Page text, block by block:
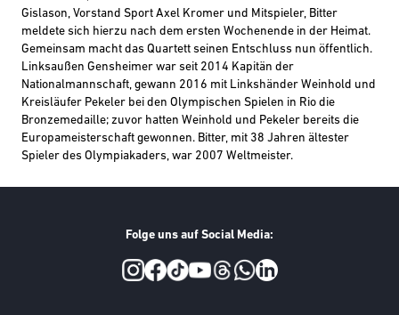
Gislason, Vorstand Sport Axel Kromer und Mitspieler, Bitter
meldete sich hierzu nach dem ersten Wochenende in der Heimat.
Gemeinsam macht das Quartett seinen Entschluss nun öffentlich.
Linksaußen Gensheimer war seit 2014 Kapitän der
Nationalmannschaft, gewann 2016 mit Linkshänder Weinhold und
Kreisläufer Pekeler bei den Olympischen Spielen in Rio die
Bronzemedaille; zuvor hatten Weinhold und Pekeler bereits die
Europameisterschaft gewonnen. Bitter, mit 38 Jahren ältester
Spieler des Olympiakaders, war 2007 Weltmeister.
Folge uns auf Social Media: